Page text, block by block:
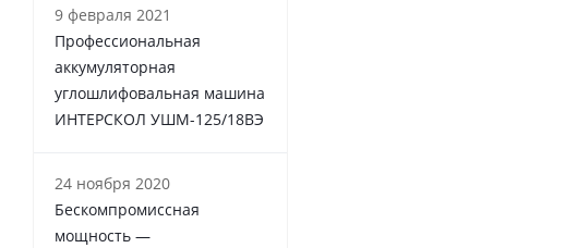
9 февраля 2021
Профессиональная
аккумуляторная
углошлифовальная машина
ИНТЕРСКОЛ УШМ-125/18ВЭ
24 ноября 2020
Бескомпромиссная
мощность —